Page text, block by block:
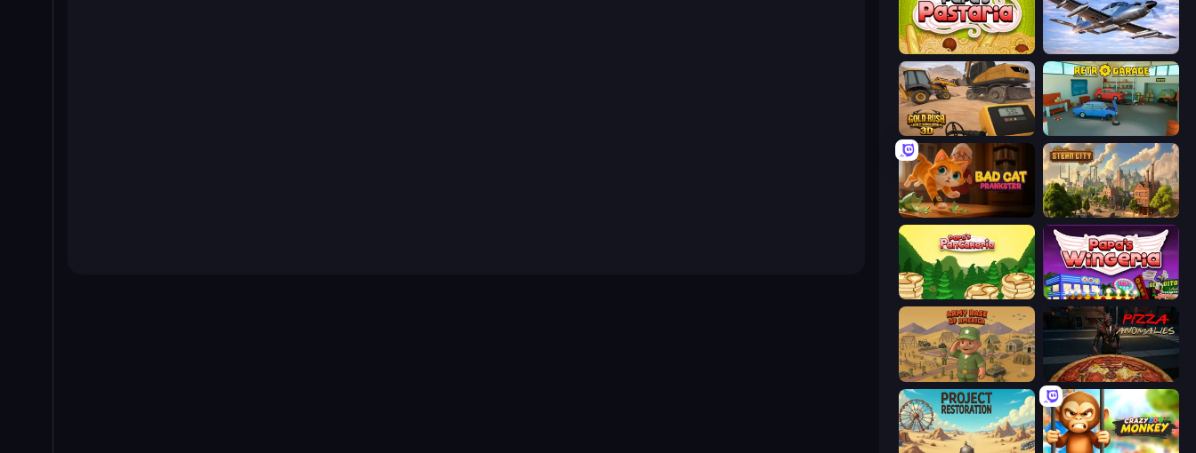
Papa's Pastaria Fighter Aircraft Pilot
Gold Rush: Gold Simulator 3D
Bad Cat Prankster Steam City
Papa's Pancakeria Papa's Wingeria
Army Base Of America Pizza Anomalies